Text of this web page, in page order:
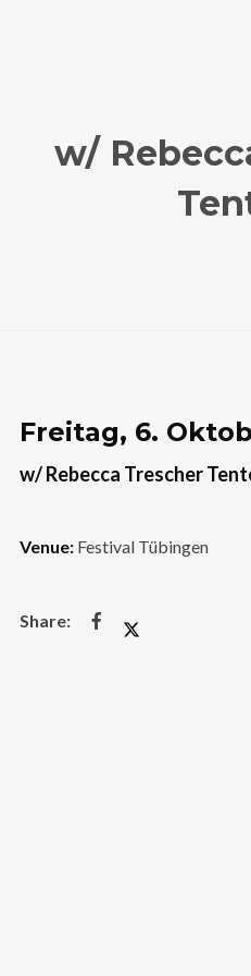
w/
Freitag, 6.
w/ Rebecca Trescher
Venue:Festival Tübingen